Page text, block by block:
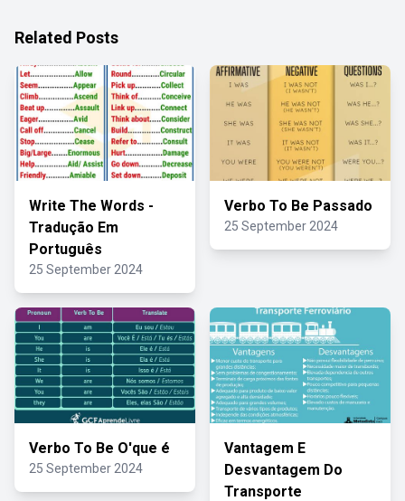
Related Posts
Write The Words -
Tradução Em
Português
25 September 2024
Verbo To Be Passado
25 September 2024
Verbo To Be O'que é
25 September 2024
Vantagem E
Desvantagem Do
Transporte